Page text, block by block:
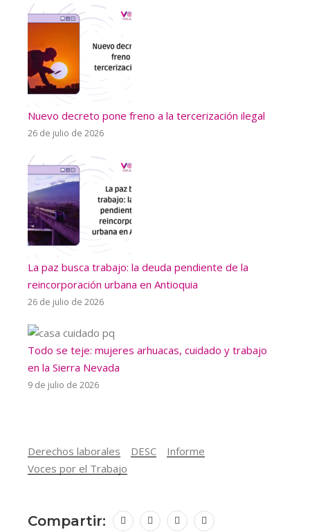
Nuevo decreto pone freno a la tercerización ilegal
26 de julio de 2026
La paz busca trabajo: la deuda pendiente de la
reincorporación urbana en Antioquia
26 de julio de 2026
Todo se teje: mujeres arhuacas, cuidado y trabajo
en la Sierra Nevada
9 de julio de 2026
Derechos laborales DESC
Informe
Voces por el Trabajo
Compartir: